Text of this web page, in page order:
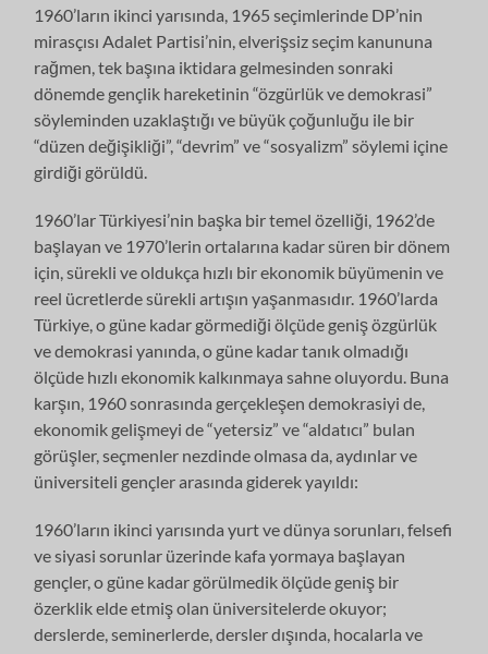
1960’ların ikinci yarısında, 1965 seçimlerinde DP’nin
mirasçısı Adalet Parti­si’nin, elverişsiz seçim kanununa
rağmen, tek başına iktidara gelmesinden son­raki
dönemde gençlik hareketinin “özgürlük ve demokrasi”
söyleminden uzaklaştığı ve büyük çoğunluğu ile bir
“düzen değişikliği”, “devrim” ve “sosyalizm” söylemi içine
girdiği görüldü.
1960’lar Türkiyesi’nin başka bir temel özelliği, 1962’de
başlayan ve 1970’lerin ortalarına kadar süren bir dönem
için, sürekli ve oldukça hızlı bir ekonomik bü­yümenin ve
reel ücretlerde sürekli artışın yaşanmasıdır. 1960’larda
Türkiye, o güne kadar görmediği ölçüde geniş özgürlük
ve demokrasi yanında, o güne kadar tanık olmadığı
ölçüde hızlı ekonomik kalkınmaya sahne oluyordu. Buna
karşın, 1960 sonrasında gerçekleşen demokrasiyi de,
ekonomik gelişmeyi de “yetersiz” ve “aldatıcı” bulan
görüşler, seçmenler nezdinde olmasa da, ay­dınlar ve
üniversiteli gençler arasında giderek yayıldı:
1960’ların ikinci yarısında yurt ve dünya sorunları, felsefi
ve siyasi sorunlar üzerinde kafa yormaya başlayan
gençler, o güne kadar görülmedik ölçüde ge­niş bir
özerklik elde etmiş olan üniversitelerde okuyor;
derslerde, seminerler­de, dersler dışında, hocalarla ve